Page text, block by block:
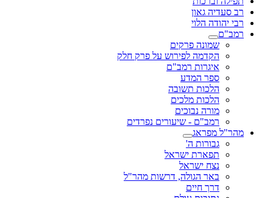
רב סעדיה גאון
רבי יהודה הלוי
רמב"ם
שמונה פרקים
הקדמה לפירוש על פרק חלק
איגרות רמב"ם
ספר המדע
הלכות תשובה
הלכות מלכים
מורה נבוכים
רמב"ם - שיעורים נפרדים
מהר"ל מפראג
גבורות ה'
תפארת ישראל
נצח ישראל
באר הגולה, דרשות מהר"ל
דרך חיים